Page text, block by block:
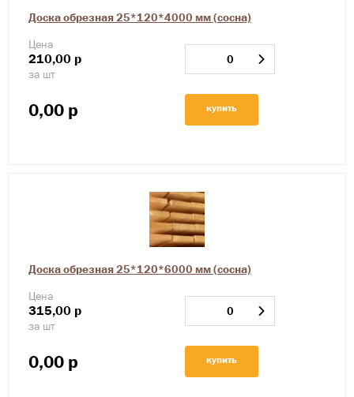
Доска обрезная 25*120*4000 мм (сосна)
Цена
210,00 р
за шт
0,00 р купить
Доска обрезная 25*120*6000 мм (сосна)
Цена
315,00 р
за шт
0,00 р купить